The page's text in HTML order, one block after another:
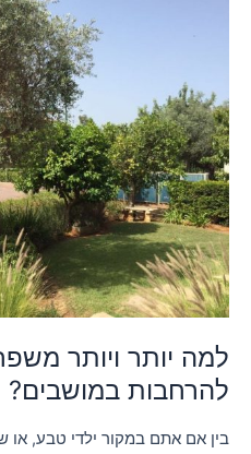
למה יותר ויותר
להרחבות במושבים?
בין אם אתם במקור ילדי טבע,
עוברות
להרחבות
במושבים?